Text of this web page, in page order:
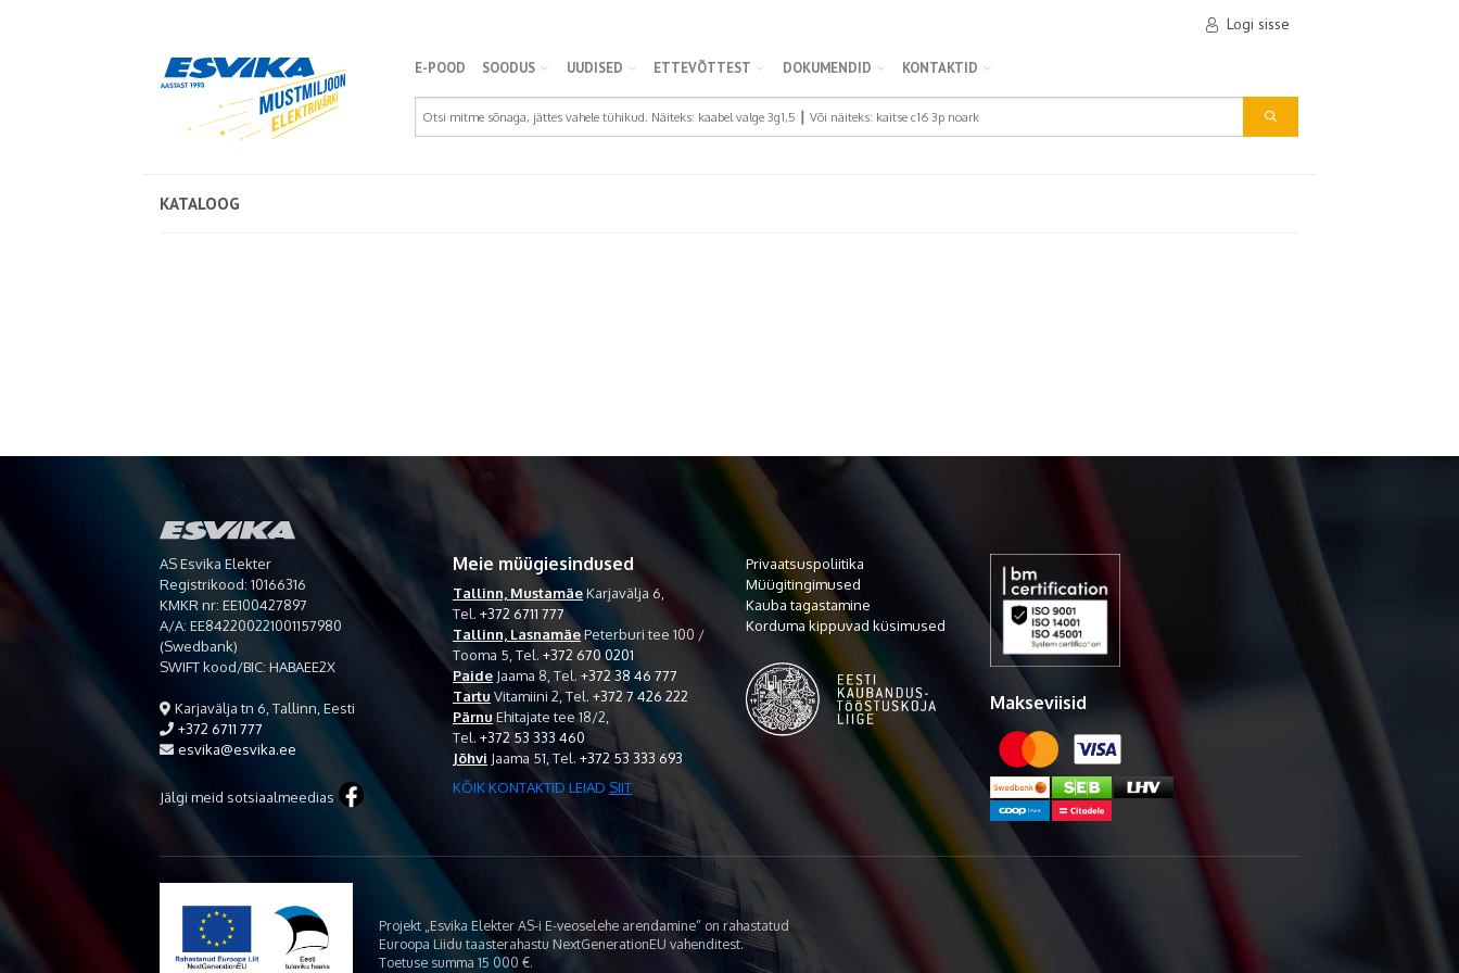
Logi sisse
E-POOD SOODUS UUDISED ETTEVÕTTEST DOKUMENDID KONTAKTID
KATALOOG
AS Esvika Elekter
Registrikood: 10166316
KMKR nr: EE100427897
A/A: EE842200221001157980
(Swedbank)
SWIFT kood/BIC: HABAEE2X
Karjavälja tn 6, Tallinn, Eesti
+372 6711 777
esvika@esvika.ee
Jälgi meid sotsiaalmeedias
Meie müügiesindused
Tallinn, MustamäeKarjavälja 6,
Tel. +372 6711 777
Tallinn, LasnamäePeterburi tee 100 /
Tooma 5, Tel. +372 670 0201
Paide Jaama 8, Tel. +372 38 46 777
Tartu Vitamiini 2,Tel. +372 7 426 222
Pärnu Ehitajate tee 18/2,
Tel. +372 53 333 460
Jõhvi Jaama 51, Tel. +372 53 333 693
KÕIK KONTAKTID LEIAD SIIT
Privaatsuspoliitika
Müügitingimused
Kauba tagastamine
Korduma kippuvad küsimused
Makseviisid
Projekt „Esvika Elekter AS-i E-veoselehe arendamine“ on rahastatud
Euroopa Liidu taasterahastu NextGenerationEU vahenditest.
Toetuse summa 15 000 €.